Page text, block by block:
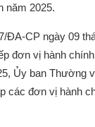
năm 2025.
ĐA-CP ngày 09
đơn vị hành
Ủy ban Thường
các đơn vị hành